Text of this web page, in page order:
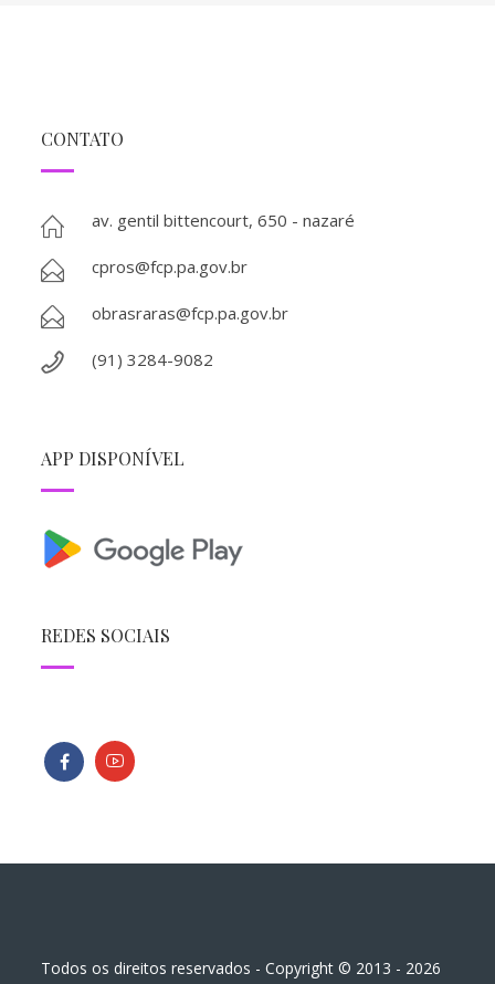
CONTATO
av. gentil bittencourt, 650 - nazaré
cpros@fcp.pa.gov.br
obrasraras@fcp.pa.gov.br
(91) 3284-9082
APP DISPONÍVEL
REDES SOCIAIS
Todos os direitos reservados - Copyright © 2013 - 2026